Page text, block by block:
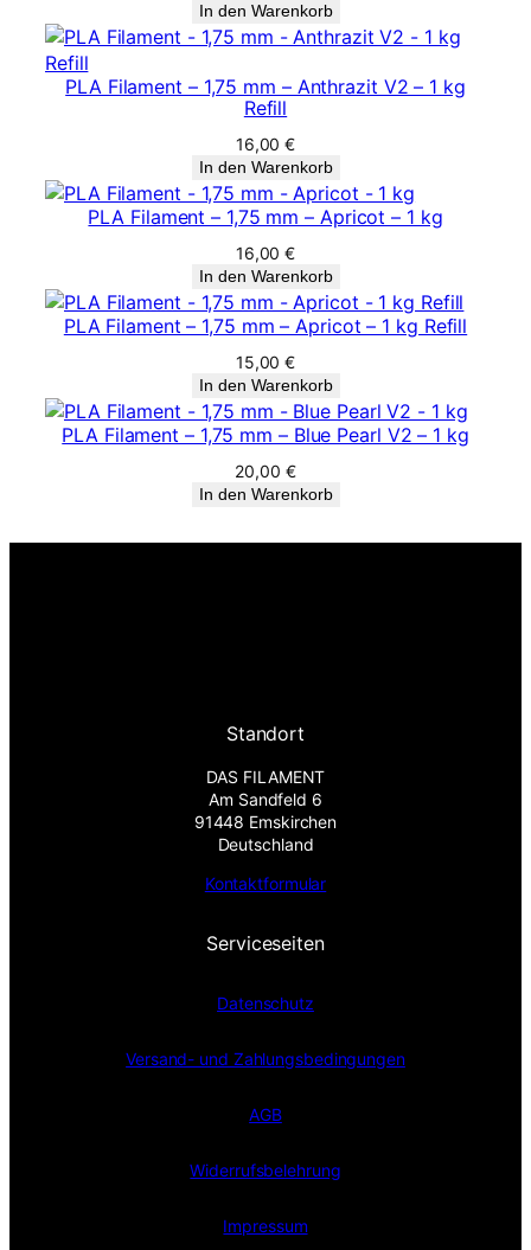
In den Warenkorb
PLA Filament – 1,75 mm – Anthrazit V2 – 1 kg
Refill
16,00€
In den Warenkorb
PLA Filament – 1,75 mm – Apricot – 1 kg
16,00€
In den Warenkorb
PLA Filament – 1,75 mm – Apricot – 1 kg Refill
15,00€
In den Warenkorb
PLA Filament – 1,75 mm – Blue Pearl V2 – 1 kg
20,00 €
In den Warenkorb
Standort
DAS FILAMENT
Am Sandfeld 6
91448 Emskirchen
Deutschland
Kontaktformular
Serviceseiten
Datenschutz
Versand- und Zahlungsbedingungen
AGB
Widerrufsbelehrung
Impressum